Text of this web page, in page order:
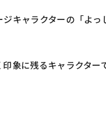
キャラクターの「よっ
印象に残るキャラクタ